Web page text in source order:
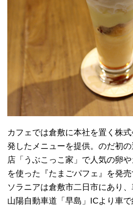
カフェでは倉敷に本社を置く株
発したメニューを提供。のだ初
店「うぶこっこ家」で人気の卵
を使った『たまごパフェ』を発売
ソラニアは倉敷市二日市にあり、
山陽自動車道「早島」ICより車で